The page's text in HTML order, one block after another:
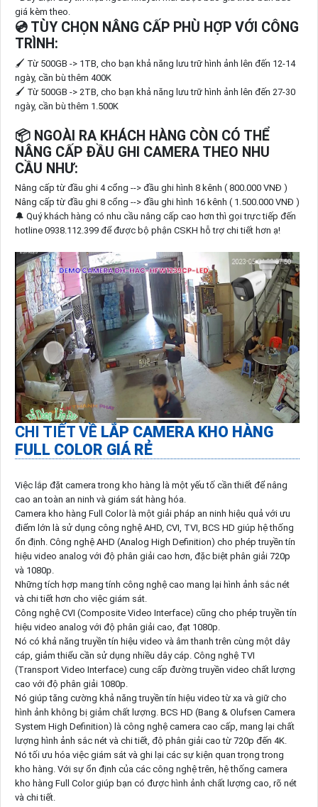
giá kèm theo.
💿 TÙY CHỌN NÂNG CẤP PHÙ HỢP VỚI CÔNG
TRÌNH:
🖌 Từ 500GB -> 1TB, cho bạn khả năng lưu trữ hình ảnh lên đến 12-14
ngày, cần bù thêm 400K
🖌 Từ 500GB -> 2TB, cho bạn khả năng lưu trữ hình ảnh lên đến 27-30
ngày, cần bù thêm 1.500K
📦 NGOÀI RA KHÁCH HÀNG CÒN CÓ THỂ
NÂNG CẤP ĐẦU GHI CAMERA THEO NHU
CẦU NHƯ:
Nâng cấp từ đầu ghi 4 cổng --> đầu ghi hình 8 kênh ( 800.000 VNĐ )
Nâng cấp từ đầu ghi 8 cổng --> đầu ghi hình 16 kênh ( 1.500.000 VNĐ )
🔔 Quý khách hàng có nhu cầu nâng cấp cao hơn thì gọi trực tiếp đến
hotline 0938.112.399 để được bộ phận CSKH hỗ trợ chi tiết hơn ạ!
CHI TIẾT VỀ LẮP CAMERA KHO HÀNG
FULL COLOR GIÁ RẺ
Việc lắp đặt camera trong kho hàng là một yếu tố cần thiết để nâng
cao an toàn an ninh và giám sát hàng hóa.
Camera kho hàng Full Color là một giải pháp an ninh hiệu quả với ưu
điểm lớn là sử dụng công nghệ AHD, CVI, TVI, BCS HD giúp hệ thống
ổn định. Công nghệ AHD (Analog High Definition) cho phép truyền tín
hiệu video analog với độ phân giải cao hơn, đặc biệt phân giải 720p
và 1080p.
Những tích hợp mang tính công nghệ cao mang lại hình ảnh sắc nét
và chi tiết hơn cho việc giám sát.
Công nghệ CVI (Composite Video Interface) cũng cho phép truyền tín
hiệu video analog với độ phân giải cao, đạt 1080p.
Nó có khả năng truyền tín hiệu video và âm thanh trên cùng một dây
cáp, giảm thiểu cần sử dụng nhiều dây cáp. Công nghệ TVI
(Transport Video Interface) cung cấp đường truyền video chất lượng
cao với độ phân giải 1080p.
Nó giúp tăng cường khả năng truyền tín hiệu video từ xa và giữ cho
hình ảnh không bị giảm chất lượng. BCS HD (Bang & Olufsen Camera
System High Definition) là công nghệ camera cao cấp, mang lại chất
lượng hình ảnh sắc nét và chi tiết, độ phân giải cao từ 720p đến 4K.
Nó tối ưu hóa việc giám sát và ghi lại các sự kiện quan trọng trong
kho hàng. Với sự ổn định của các công nghệ trên, hệ thống camera
kho hàng Full Color giúp bạn có được hình ảnh chất lượng cao, rõ nét
và chi tiết.